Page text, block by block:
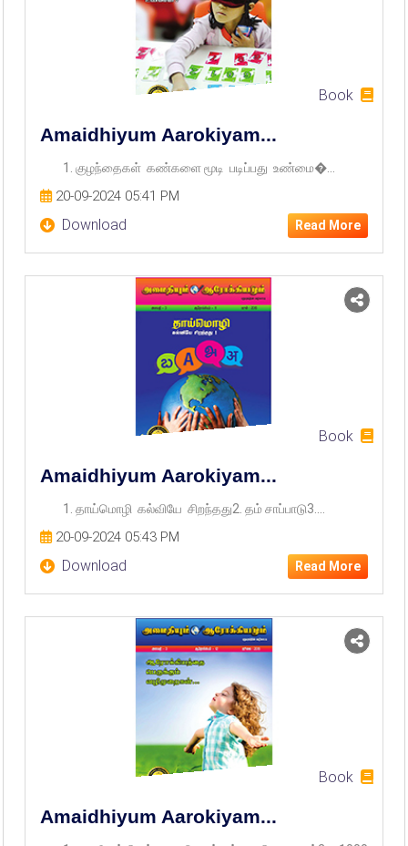
Book
Amaidhiyum Aarokiyam...
1. குழந்தைகள் கண்களை மூடி படிப்பது உண்மை�...
20-09-2024 05:41 PM
Download Read More
Book
Amaidhiyum Aarokiyam...
1. தாய்மொழி கல்வியே சிறந்தது2. தம் சாப்பாடு3....
20-09-2024 05:43 PM
Download Read More
Book
Amaidhiyum Aarokiyam...